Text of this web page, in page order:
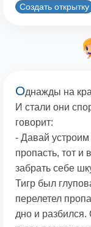
Создать открытку
Однажды на
И стали они
говорит:
- Давай устроим
пропасть, тот и
забрать себе
Тигр был
перелетел
дно и